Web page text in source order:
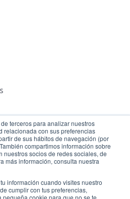
terceros para analizar nuestros
relacionada con sus preferencias
de sus hábitos de navegación (por
compartimos información sobre
nuestros socios de redes sociales, de
más información, consulta nuestra
información cuando visites nuestro
cumplir con tus preferencias,
cookie para que no se te